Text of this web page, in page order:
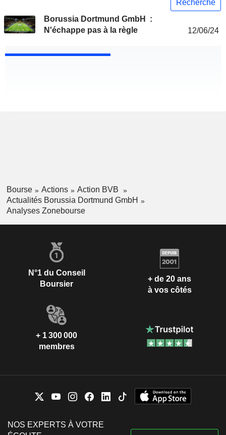
Recherche
Borussia Dortmund GmbH :
N'échappe pas à la règle
12/06/24
Bourse Actions
Action BVB
Actualités Borussia Dortmund GmbH
Analyses Zonebourse
N°1 du Conseil
Boursier
+ de 20 ans
à vos côtés
+ 1 300 000
membres
NOS EXPERTS À VOTRE